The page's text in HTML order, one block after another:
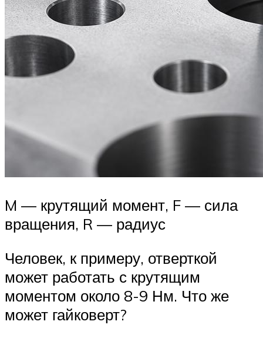
M — крутящий момент, F — сила
вращения, R — радиус
Человек, к примеру, отверткой
может работать с крутящим
моментом около 8-9 Нм. Что же
может гайковерт?